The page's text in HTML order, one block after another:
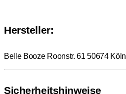
Hersteller:
Belle Booze Roonstr. 61 50674 Köln
Sicherheitshinweise